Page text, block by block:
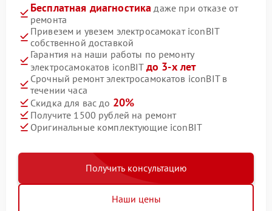
Бесплатная диагностика даже при отказе от
ремонта
Привезем и увезем электросамокат iconBIT
собственной доставкой
Гарантия на наши работы по ремонту
электросамокатов iconBIT до 3-х лет
Срочный ремонт электросамокатов iconBIT в
течении часа
Скидка для вас до 20%
Получите 1500 рублей на ремонт
Оригинальные комплектующие iconBIT
Получить консультацию
Наши цены